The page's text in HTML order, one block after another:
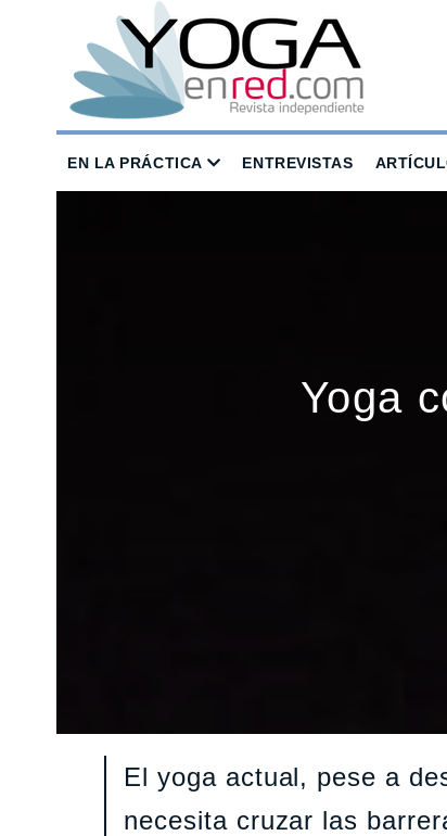
EN LA PRÁCTICA ENTREVISTAS
Yoga
El yoga actual, pese a
necesita cruzar las